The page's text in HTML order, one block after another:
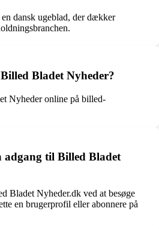
dansk ugeblad, der dækker
Bladet Nyheder?
Nyheder online på billed-
til Billed Bladet
Bladet Nyheder.dk ved at besøge
en brugerprofil eller abonnere på